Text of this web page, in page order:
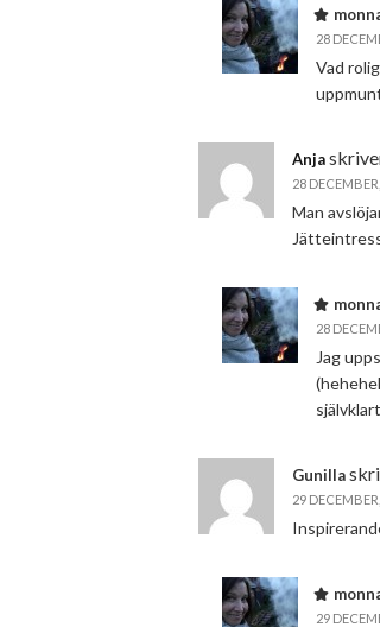
28
Vad
Anja
28
Man
28
Jag
Gunilla
29
29